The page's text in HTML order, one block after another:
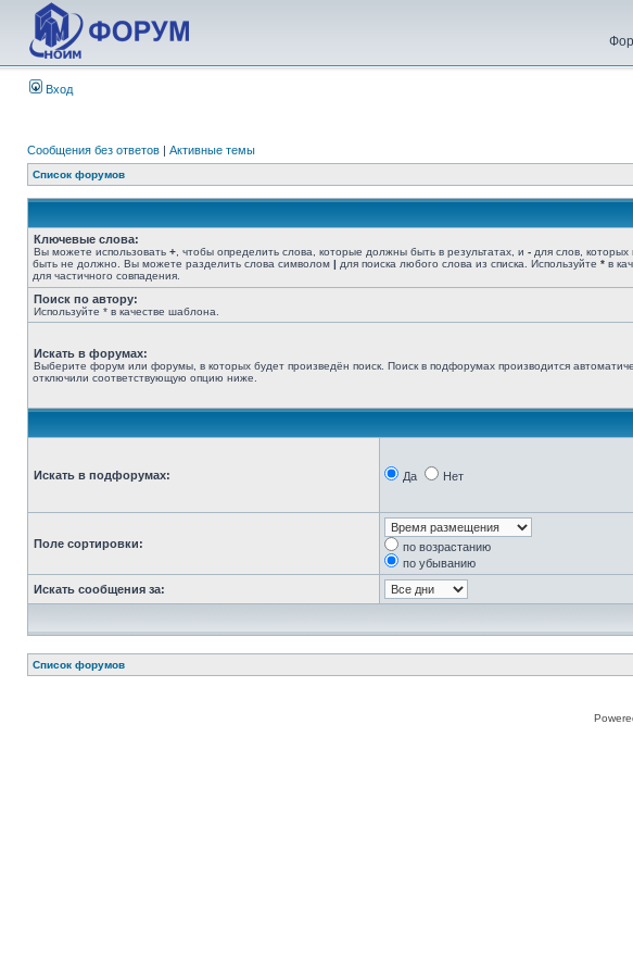
Вход
Сообщения без ответов | Активные темы
Список форумов
Ключевые слова:
Вы можете использовать + , чтобы определить слова, которые должны быть в результатах, и - для слов, которых
быть не должно. Вы можете разделить слова символом | для поиска любого слова из списка. Используйте * в
для частичного совпадения.
Поиск по автору:
Используйте * в качестве шаблона.
Искать в форумах:
Выберите форум или форумы, в которых будет произведён поиск. Поиск в подфорумах производится
отключили соответствующую опцию ниже.
Искать в подфорумах: Да Нет
Поле сортировки:
по возрастанию
по убыванию
Искать сообщения за:
Список форумов